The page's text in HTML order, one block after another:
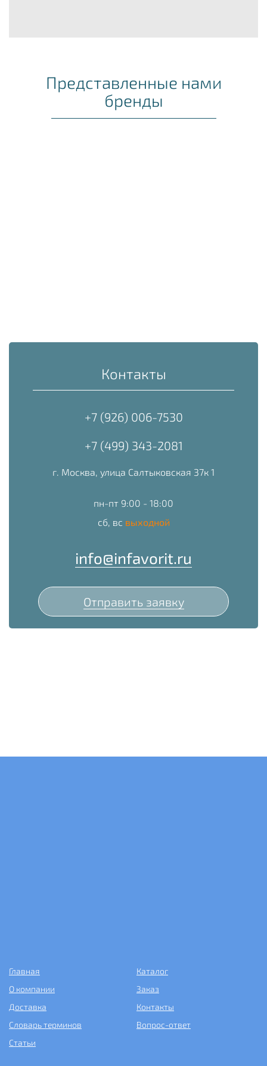
Представленные нами
бренды
Контакты
+7 (926) 006-7530
+7 (499) 343-2081
г. Москва, улица Салтыковская 37к 1
пн-пт 9:00 - 18:00
сб, вс выходной
info@infavorit.ru
Отправить заявку
Главная
Каталог
О компании
Заказ
Доставка
Контакты
Словарь терминов
Вопрос-ответ
Статьи